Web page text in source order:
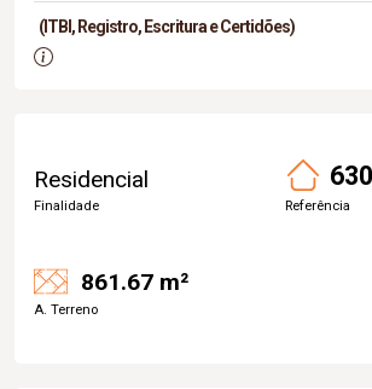
(ITBI, Registro, Escritura e Certidões)
Residencial
Finalidade Referência
861.67 m²
A. Terreno